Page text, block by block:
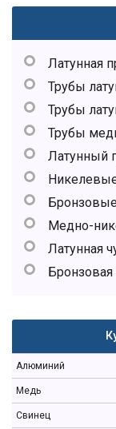
Латунная
Трубы
Трубы
Трубы
Латунный
Медно-
Латунная
Алюминий
Медь
Свинец